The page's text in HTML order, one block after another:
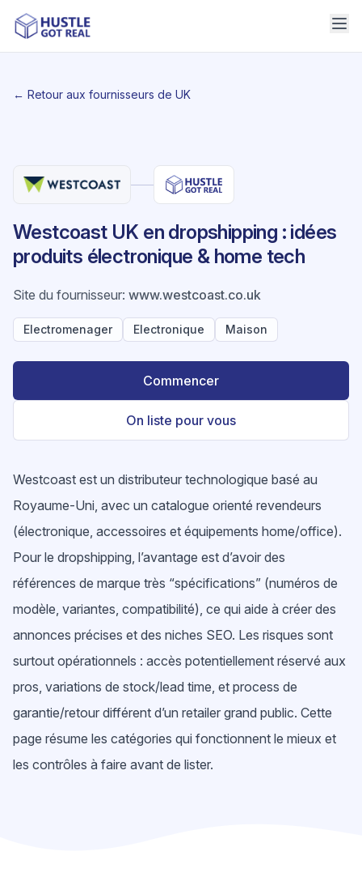
← Retour aux fournisseurs de UK
Westcoast UK en dropshipping : idées
produits électronique & home tech
Site du fournisseur: www.westcoast.co.uk
Electromenager Electronique Maison
Commencer
On liste pour vous
Westcoast est un distributeur technologique basé au
Royaume‑Uni, avec un catalogue orienté revendeurs
(électronique, accessoires et équipements home/office).
Pour le dropshipping, l’avantage est d’avoir des
références de marque très “spécifications” (numéros de
modèle, variantes, compatibilité), ce qui aide à créer des
annonces précises et des niches SEO. Les risques sont
surtout opérationnels : accès potentiellement réservé aux
pros, variations de stock/lead time, et process de
garantie/retour différent d’un retailer grand public. Cette
page résume les catégories qui fonctionnent le mieux et
les contrôles à faire avant de lister.